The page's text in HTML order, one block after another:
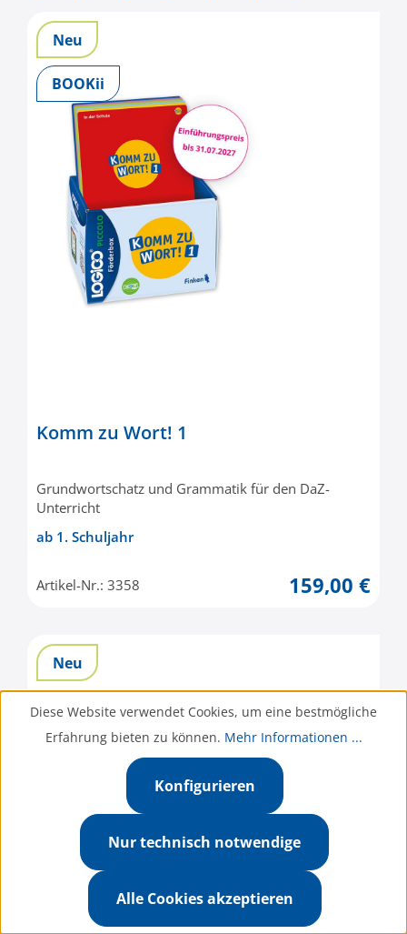
Neu
BOOKii
Komm zu Wort! 1
Grundwortschatz und Grammatik für den DaZ-
Unterricht
ab 1. Schuljahr
Artikel-Nr.: 3358 159,00 €
Neu
Diese Website verwendet Cookies, um eine bestmögliche
Erfahrung bieten zu können. Mehr Informationen ...
Nur technisch notwendige
Konfigurieren
Alle Cookies akzeptieren